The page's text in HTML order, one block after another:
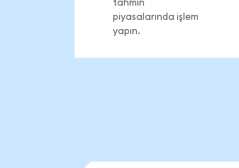
tahmin
piyasalarında işlem
yapın.